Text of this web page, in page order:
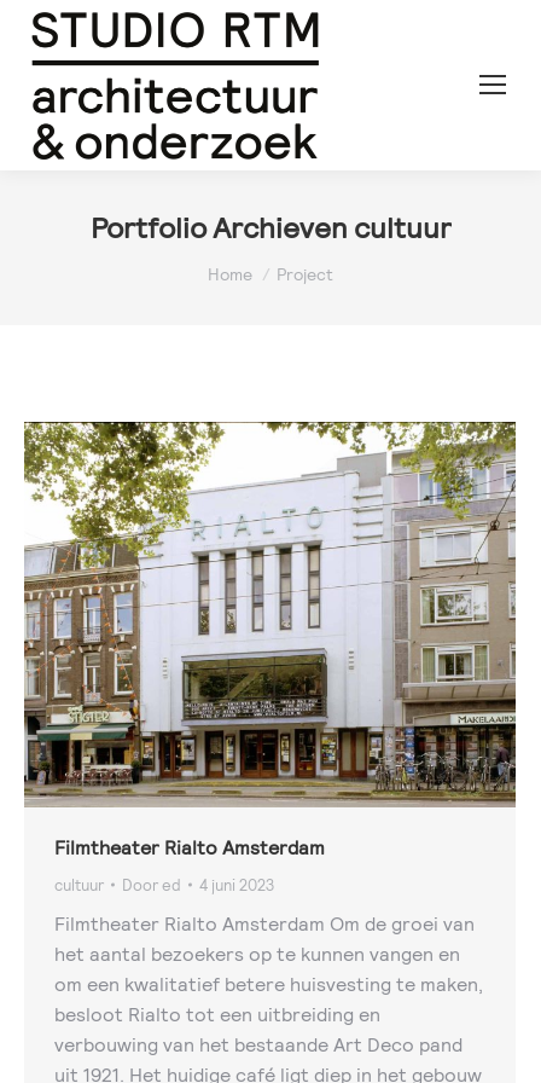
Portfolio Archieven cultuur
Home Project
Filmtheater Rialto Amsterdam
cultuur Doored 4 juni 2023
Filmtheater Rialto Amsterdam Om de groei van
het aantal bezoekers op te kunnen vangen en
om een kwalitatief betere huisvesting te maken,
besloot Rialto tot een uitbreiding en
verbouwing van het bestaande Art Deco pand
uit 1921. Het huidige café ligt diep in het gebouw